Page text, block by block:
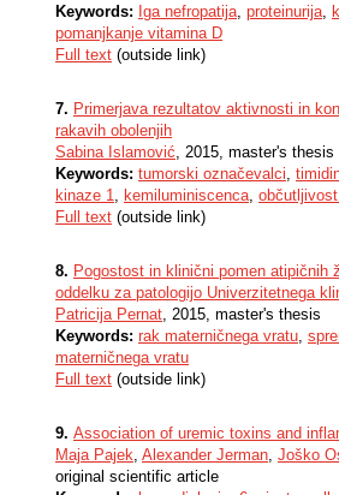
Keywords: Iga nefropatija, proteinurija,
pomanjkanje vitamina D
Full text (outside link)
7. Primerjava rezultatov aktivnosti in
rakavih obolenjih
Sabina Islamović, 2015, master's thesis
Keywords: tumorski označevalci,
kinaze 1, kemiluminiscenca,
Full text (outside link)
8. Pogostost in klinični pomen atipičnih
oddelku za patologijo Univerzitetnega
Patricija Pernat, 2015, master's thesis
Keywords: rak materničnega vratu,
materničnega vratu
Full text (outside link)
9. Association of uremic toxins and
Maja Pajek, Alexander Jerman, Joško
original scientific article